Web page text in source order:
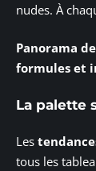
nudes. À
Panorama
formules et
La palette
Les
tous les